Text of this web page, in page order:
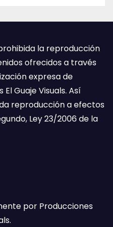
la reproducción
ofrecidos a través
expresa de
Guaje Visuals. Así
reproducción a efectos
Ley 23/2006 de la
por Producciones